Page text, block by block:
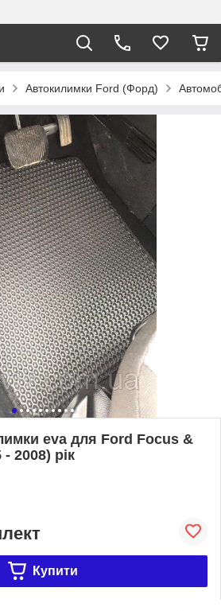
Автокилимки Ford (Форд)
eva для Ford Focus &
2008) рік
Купити